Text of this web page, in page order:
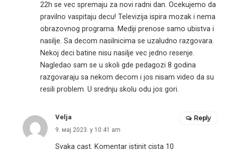
22h se vec spremaju za novi radni dan. Ocekujemo da
pravilno vaspitaju decu! Televizija ispira mozak i nema
obrazovnog programa. Mediji prenose samo ubistva i
nasilje. Sa decom nasilnicima se uzaludno razgovara.
Nekoj deci batine nisu nasilje vec jedno resenje.
Nagledao sam se u skoli gde pedagozi 8 godina
razgovaraju sa nekom decom i jos nisam video da su
resili problem. U srednju skolu odu jos gori.
Velja
9. мај 2023. у 10:41 am
Svaka cast. Komentar istinit cista 10
Reply